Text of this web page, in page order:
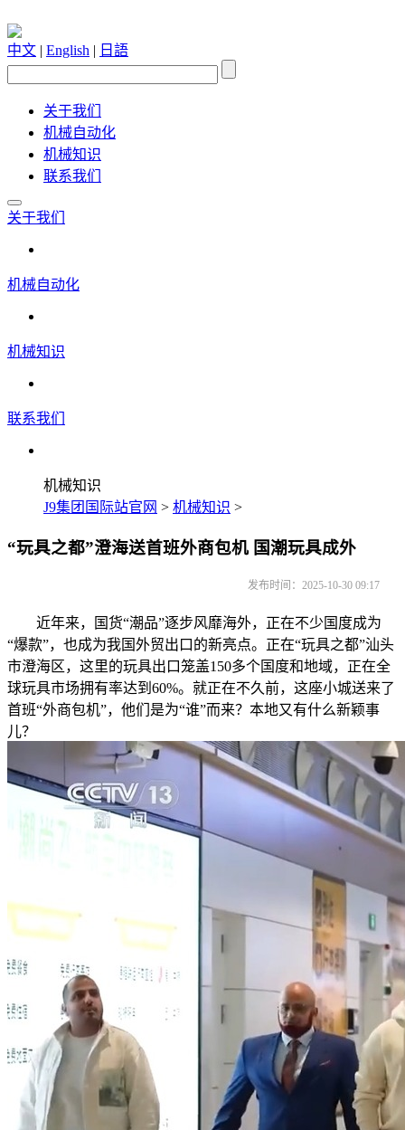
中文 | English | 日語
关于我们
机械自动化
机械知识
联系我们
关于我们
机械自动化
机械知识
联系我们
机械知识
J9集团国际站官网 > 机械知识 >
“玩具之都”澄海送首班外商包机 国潮玩具成外
发布时间：2025-10-30 09:17
近年来，国货“潮品”逐步风靡海外，正在不少国度成为
“爆款”，也成为我国外贸出口的新亮点。正在“玩具之都”汕头
市澄海区，这里的玩具出口笼盖150多个国度和地域，正在全
球玩具市场拥有率达到60%。就正在不久前，这座小城送来了
首班“外商包机”，他们是为“谁”而来？本地又有什么新颖事
儿？